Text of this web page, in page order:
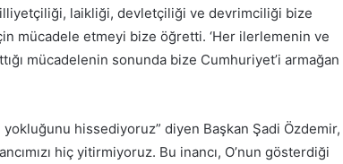
laikliği, devletçiliği ve devrimciliği bize
mücadele etmeyi bize öğretti. ‘Her ilerlemenin ve
mücadelenin sonunda bize Cumhuriyet’i armağan
yokluğunu hissediyoruz” diyen Başkan Şadi Özdemir,
hiç yitirmiyoruz. Bu inancı, O’nun gösterdiği